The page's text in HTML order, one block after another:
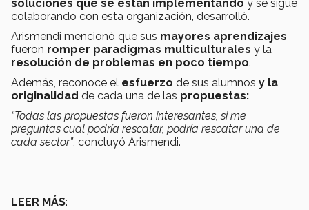
soluciones que se están implementando y se sigue
colaborando con esta organización, desarrolló.
Arismendi mencionó que sus mayores aprendizajes
fueron romper paradigmas multiculturales y la
resolución de problemas en poco tiempo.
Además, reconoce el esfuerzo de sus alumnos y la
originalidad de cada una de las propuestas:
“Todas las propuestas fueron interesantes, si me
preguntas cual podría rescatar, podría rescatar una de
cada sector”, concluyó Arismendi.
LEER MÁS: